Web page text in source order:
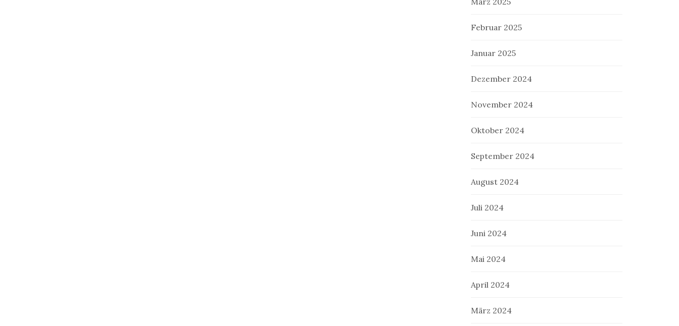
Februar 2025
Januar 2025
Dezember 2024
November 2024
Oktober 2024
September 2024
August 2024
Juli 2024
Juni 2024
Mai 2024
April 2024
März 2024